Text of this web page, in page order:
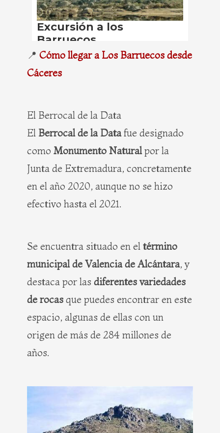
📍 Cómo llegar a Los Barruecos desde
Cáceres
El Berrocal de la Data
El Berrocal de la Datafue designado
como Monumento Naturalpor la
Junta de Extremadura, concretamente
en el año 2020, aunque no se hizo
efectivo hasta el 2021.
Se encuentra situado en el término
municipal de Valencia de Alcántara, y
destaca por las diferentes variedades
de rocas que puedes encontrar en este
espacio, algunas de ellas con un
origen de más de 284 millones de
años.